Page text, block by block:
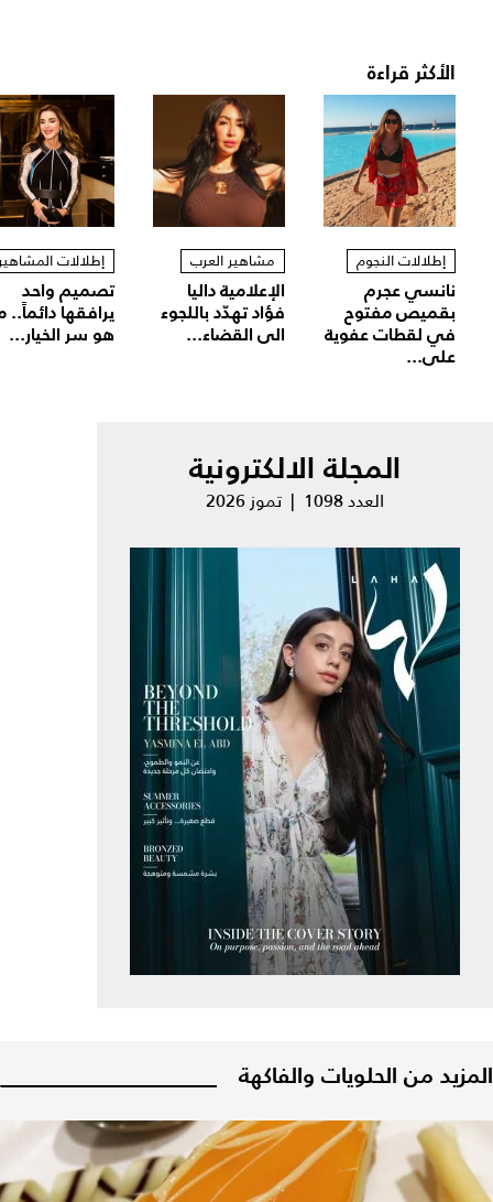
الأكثر قراءة
إطلالات النجوم
نانسي عجرم
بقميص مفتوح
في لقطات عفوية
على...
مشاهير العرب
الإعلامية داليا
فؤاد تهدّد باللجوء
الى القضاء...
إطلالات
تصميم واحد
يرافقها دائماً..
هو سر الخيار...
المجلة الالكترونية
العدد 1098 | تموز 2026
المزيد من الحلويات والفاكهة